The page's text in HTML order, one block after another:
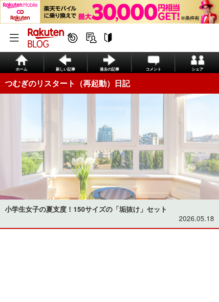
ホーム 新しい記事 過去の記事 コメント シェア
つむぎのリスタート（再起動）日記
小学生女子の夏支度！150サイズの「垢抜け」セット
2026.05.18